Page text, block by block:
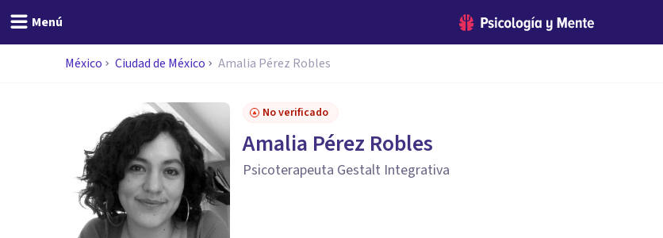
Menú
México Ciudad de México Amalia Pérez Robles
No verificado
Amalia Pérez Robles
Psicoterapeuta Gestalt Integrativa